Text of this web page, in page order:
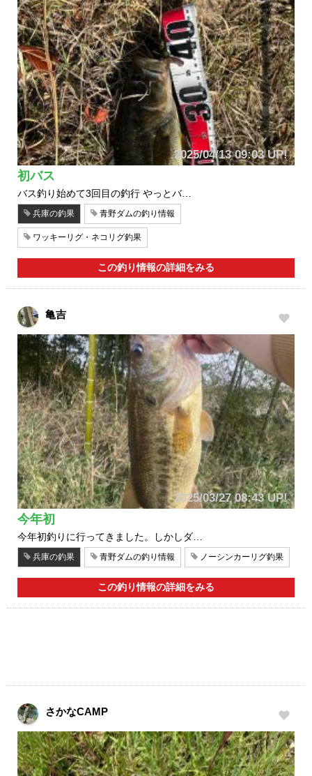
2025/04/13 09:03 UP!
初バス
バス釣り始めて3回目の釣行 やっとバ…
兵庫の釣果 青野ダムの釣り情報
ワッキーリグ・ネコリグ釣果
この釣り情報の詳細をみる
亀吉
2025/03/27 08:43 UP!
今年初
今年初釣りに行ってきました。しかしダ…
兵庫の釣果 青野ダムの釣り情報 ノーシンカーリグ釣果
この釣り情報の詳細をみる
さかなCAMP